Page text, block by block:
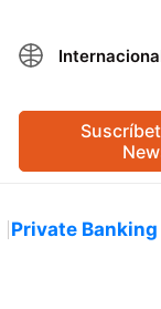
Private Banking